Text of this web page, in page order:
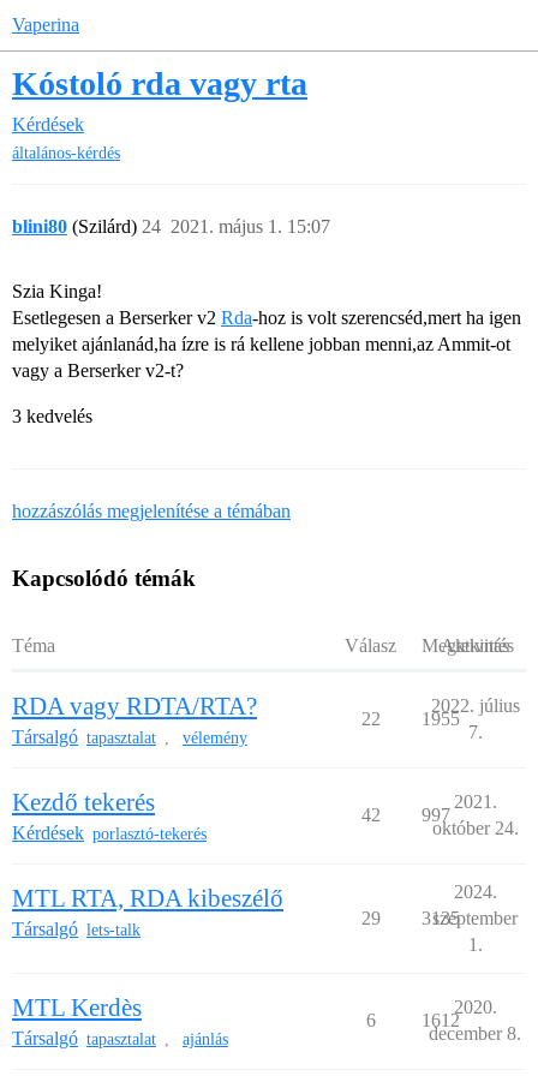
Vaperina
Kóstoló rda vagy rta
Kérdések
általános-kérdés
blini80 (Szilárd) 2021. május 1. 15:07
24
Szia Kinga!
Esetlegesen a Berserker v2 Rda-hoz is volt szerencséd,mert ha igen
melyiket ajánlanád,ha ízre is rá kellene jobban menni,az Ammit-ot
vagy a Berserker v2-t?
3 kedvelés
hozzászólás megjelenítése a témában
Kapcsolódó témák
Téma Válasz Megtekintés
Aktivitás
RDA vagy RDTA/RTA?
Társalgó tapasztalat , vélemény
22 1955
2022. július
7.
Kezdő tekerés
Kérdések porlasztó-tekerés
42 997
2021.
október 24.
MTL RTA, RDA kibeszélő
Társalgó lets-talk
29 3135
2024.
szeptember
1.
MTL Kerdès
Társalgó tapasztalat , ajánlás
6 1612
2020.
december 8.